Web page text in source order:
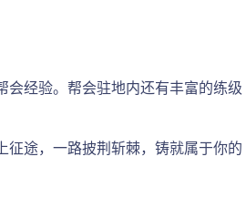
会经验。帮会驻地内还有丰富的练级
征途，一路披荆斩棘，铸就属于你的